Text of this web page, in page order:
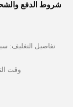
شروط الدفع
تفاصيل التغليف:
وقت التسليم: 25-30 أيام